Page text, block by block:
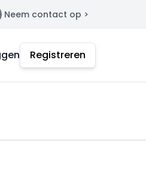
Neem contact op >
Registreren